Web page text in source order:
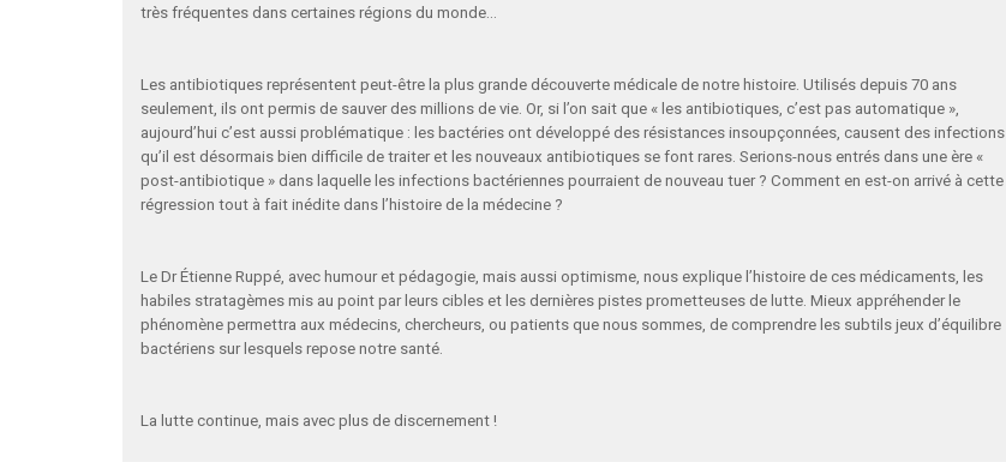
très fréquentes dans certaines régions du monde…
Les antibiotiques représentent peut-être la plus grande découverte médicale de notre histoire. Utilisés depuis 70 ans
seulement, ils ont permis de sauver des millions de vie. Or, si l’on sait que « les antibiotiques, c’est pas automatique »,
aujourd’hui c’est aussi problématique : les bactéries ont développé des résistances insoupçonnées, causent des infections
qu’il est désormais bien difficile de traiter et les nouveaux antibiotiques se font rares. Serions-nous entrés dans une ère «
post-antibiotique » dans laquelle les infections bactériennes pourraient de nouveau tuer ? Comment en est-on arrivé à cette
régression tout à fait inédite dans l’histoire de la médecine ?
Le Dr Étienne Ruppé, avec humour et pédagogie, mais aussi optimisme, nous explique l’histoire de ces médicaments, les
habiles stratagèmes mis au point par leurs cibles et les dernières pistes prometteuses de lutte. Mieux appréhender le
phénomène permettra aux médecins, chercheurs, ou patients que nous sommes, de comprendre les subtils jeux d’équilibre
bactériens sur lesquels repose notre santé.
La lutte continue, mais avec plus de discernement !